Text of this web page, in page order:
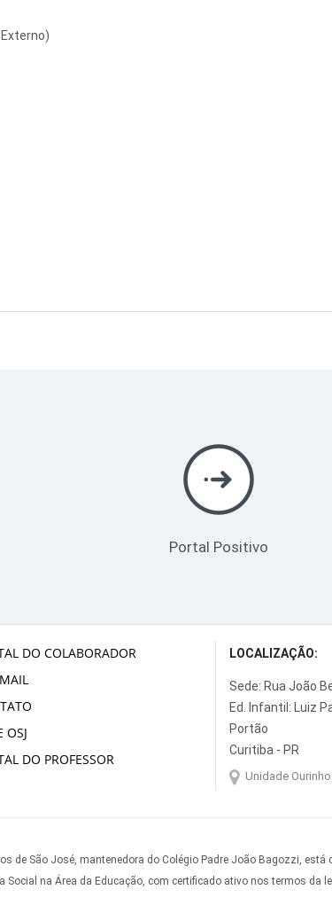
Portal Positivo
DO COLABORADOR
OSJ
DO PROFESSOR
LOCALIZAÇÃO:
Sede: Rua João
Ed. Infantil: Luiz
Portão
Curitiba - PR
Unidade
de São José, mantenedora do Colégio Padre João Bagozzi, está
Social na Área da Educação, com certificado ativo nos termos da